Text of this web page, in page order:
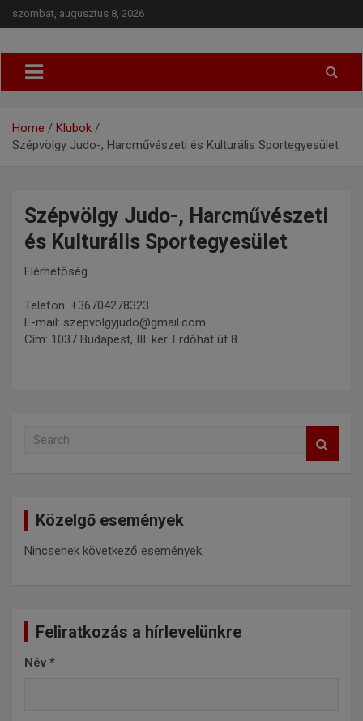
szombat, augusztus 8, 2026
BRJSZ
Home
Klubok
Szépvölgy Judo-, Harcművészeti és Kulturális Sportegyesület
Szépvölgy Judo-, Harcművészeti
és Kulturális Sportegyesület
Elérhetőség
Telefon: +36704278323
E-mail: szepvolgyjudo@gmail.com
Cím: 1037 Budapest, III. ker. Erdőhát út 8.
Közelgő események
Nincsenek következő események.
Feliratkozás a hírlevelünkre
Név *